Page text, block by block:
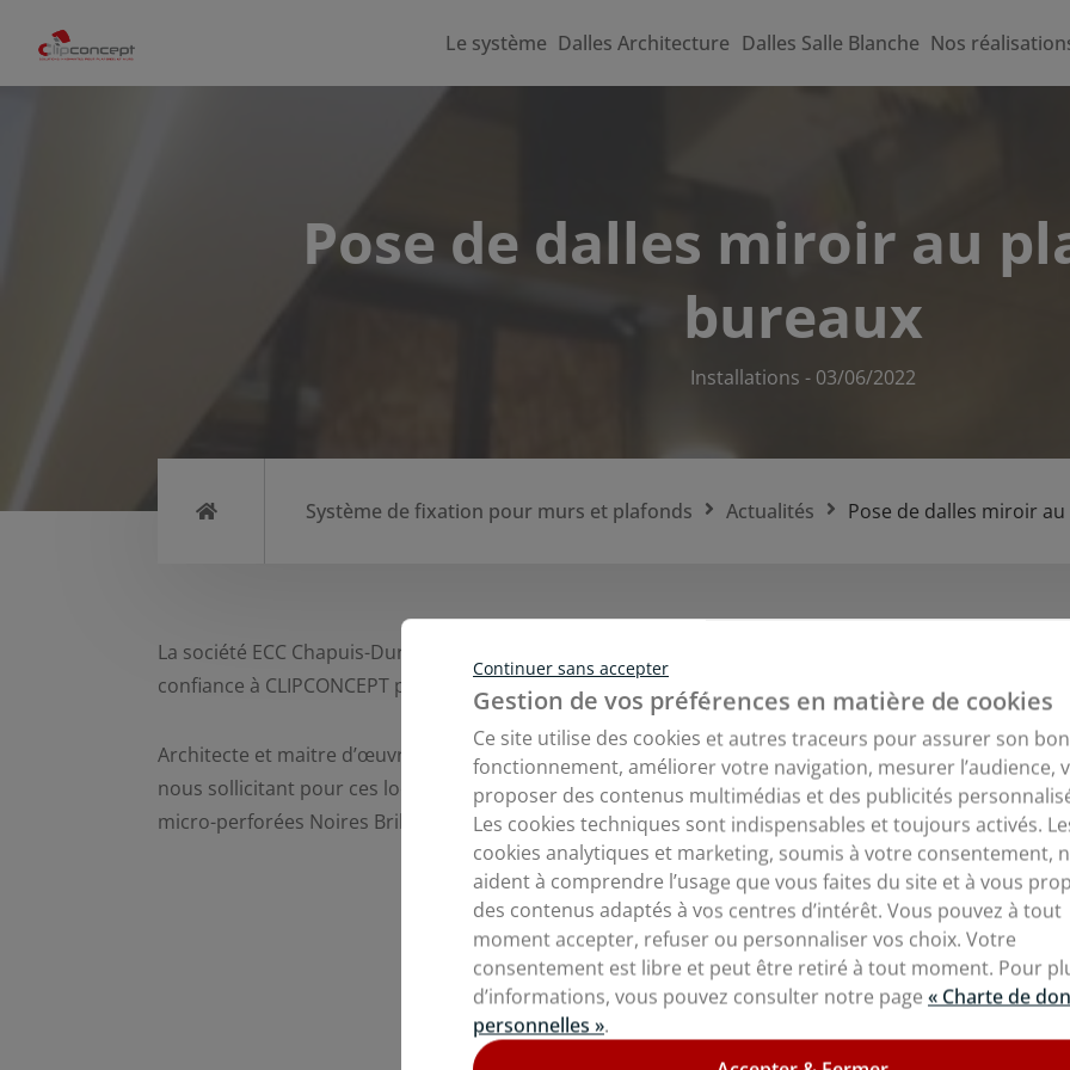
Le système Dalles Architecture Dalles Salle Blanche Nos
Pose de dalles miroir au
bureaux
Installations - 03/06/2022
Système de fixation pour murs et plafonds Actualités Pose de dalles miroir
La société ECC Chapuis-Duraz, située à Salins les Thermes, dans la région Rhône-Alpes, a choisi de faire
confiance à CLIPCONCEPT pour concevoir et réaliser les plafonds de leurs bureaux.
Architecte et maitre d’œuvre dans le bâtiment, ECC Chapuis-Duraz a su choisir des produits de qualité
nous sollicitant pour ces locaux avec nosdalles composite Noires Brillantes, nos Dalles
micro-perforées Noires Brillantes ainsi que des Spots intégrés dans les plafonds.
Continuer sans accepter
Gestion de vos préférences en matière de cookies
Ce site utilise des cookies et autres traceurs pour assurer son bon
fonctionnement, améliorer votre navigation, mesurer l’audience,
proposer des contenus multimédias et des publicités
Les cookies techniques sont indispensables et toujours activés.
cookies analytiques et marketing, soumis à votre consentement,
aident à comprendre l’usage que vous faites du site et à vous
des contenus adaptés à vos centres d’intérêt. Vous pouvez à tout
moment accepter, refuser ou personnaliser vos choix. Votre
consentement est libre et peut être retiré à tout moment. Pour
d’informations, vous pouvez consulter notre page « Charte de
personnelles ».